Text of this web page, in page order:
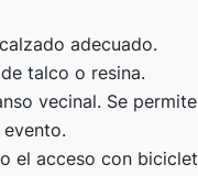
adecuado.
talco o resina.
vecinal. Se
el acceso con